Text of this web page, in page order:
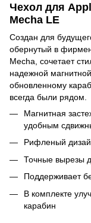
Чехол для
Mecha LE
Создан для
обернутый в
Mecha, сочетает
надежной
обновленному
всегда были рядом.
Магнитная
удобным
Рифленый
Точные вырезы
Поддерживает
В комплекте
карабин